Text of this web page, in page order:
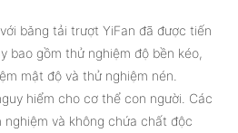
băng tải trượt YiFan đã được tiến
bao gồm thử nghiệm độ bền kéo,
mật độ và thử nghiệm nén.
hiểm cho cơ thể con người. Các
và không chứa chất độc